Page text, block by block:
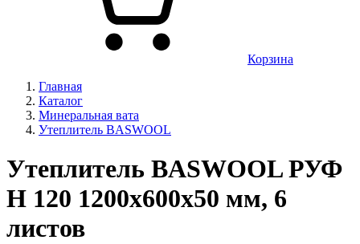
Корзина
Главная
Каталог
Минеральная вата
Утеплитель BASWOOL
Утеплитель BASWOOL РУФ
Н 120 1200х600х50 мм, 6
листов